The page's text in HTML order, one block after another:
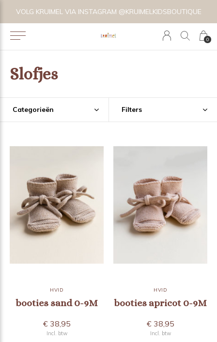
0
VOLG KRUIMEL VIA INSTAGRAM @KRUIMELKIDSBOUTIQUE
Slofjes
Categorieën Filters
HVID
booties sand 0-9M
€ 38,95
Incl. btw
HVID
booties apricot 0-9M
€ 38,95
Incl. btw